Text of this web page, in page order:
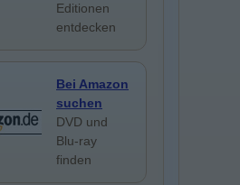
Editionen
entdecken
Bei Amazon
suchen
DVD und
Blu-ray
finden